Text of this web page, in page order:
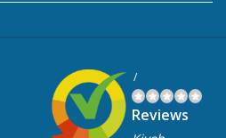
/
Reviews